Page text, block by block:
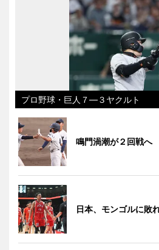
プロ野球・巨人７―３ヤクルト
鳴門渦潮が２回戦へ
日本、モンゴルに敗